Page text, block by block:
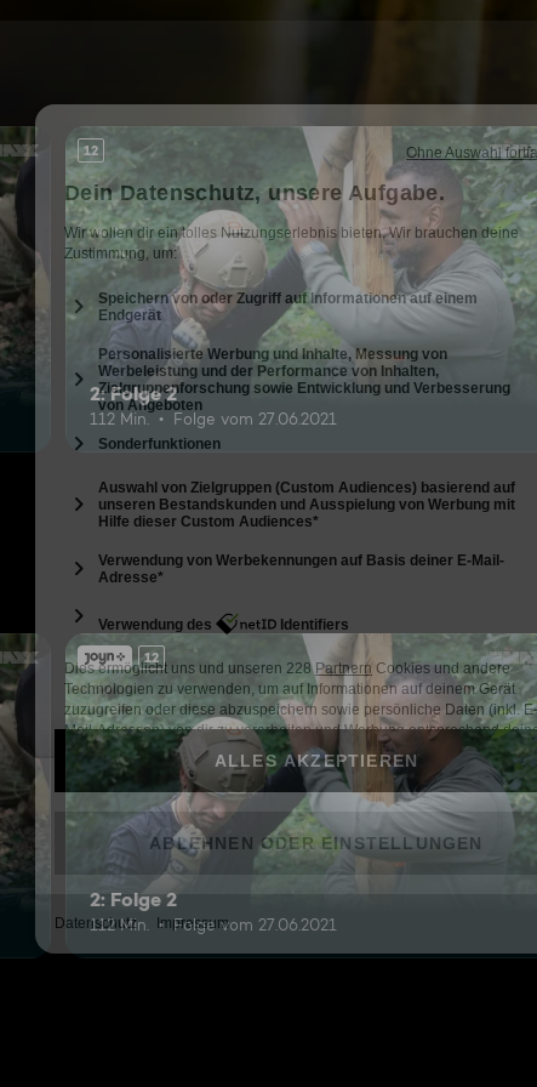
12
2: Folge 2
112 Min. Folge vom 27.06.2021
12
2: Folge 2
112 Min. Folge vom 27.06.2021